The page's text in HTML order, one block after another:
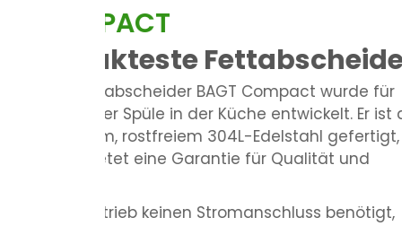
BAGT 200N
Zertifizierter
DIN EN 1825
Der Fettabscheider BAGT 200N ist
die bis zu 200 Essen pro Tag
links vom Siphon unter der Spüle
DIN EN 1825.